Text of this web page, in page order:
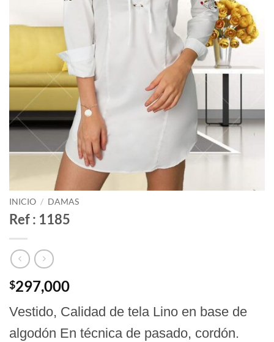
INICIO / DAMAS
Ref : 1185
$297,000
Vestido, Calidad de tela Lino en base de
algodón En técnica de pasado, cordón.